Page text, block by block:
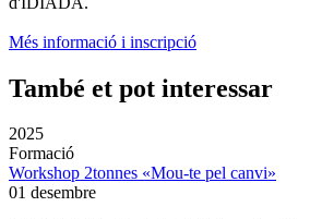
Més informació i inscripció
També et pot interessar
2025
Formació
Workshop 2tonnes «Mou-te pel canvi»
01 desembre